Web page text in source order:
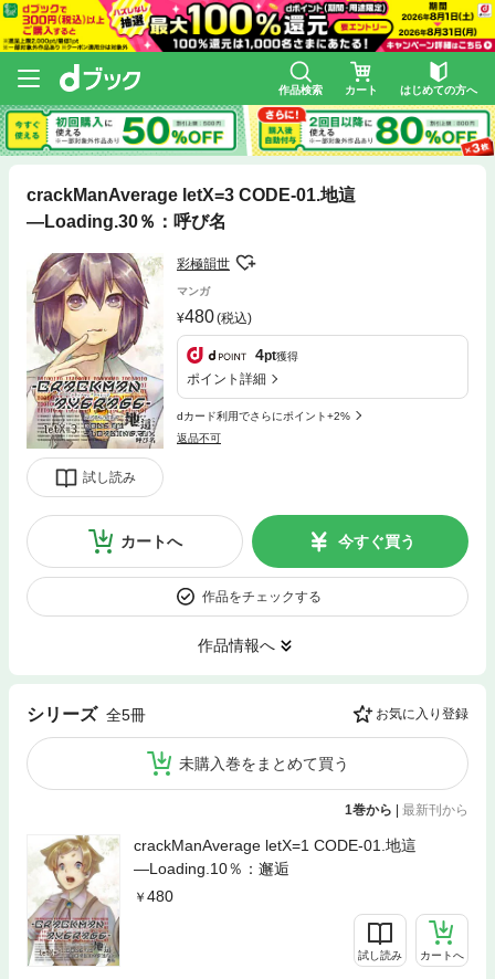
作品検索 カート はじめての方へ
crackManAverage letX=3 CODE-01.地這
―Loading.30％：呼び名
試し読み
彩極韻世
マンガ
480(税込)
4pt獲得
ポイント詳細
dカード利用でさらにポイント+2%
返品不可
カートへ 今すぐ買う
作品をチェックする
作品情報へ
シリーズ 全5冊 お気に入り登録
未購入巻をまとめて買う
1巻から | 最新刊から
crackManAverage letX=1 CODE-01.地這
―Loading.10％：邂逅
480
試し読み カートへ